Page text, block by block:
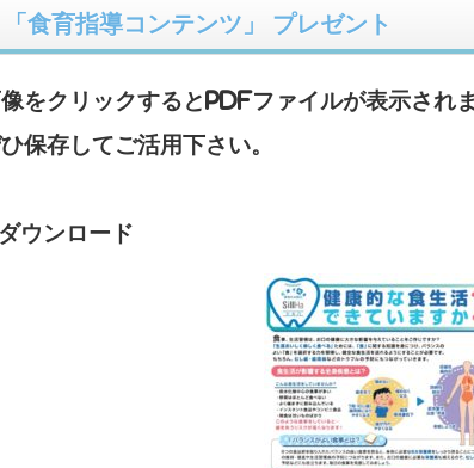
「食育指導コンテンツ」 プレゼント
をクリックするとPDFファイルが表示されま
保存してご活用下さい。
ウンロード